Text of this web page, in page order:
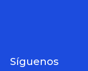
Síguenos